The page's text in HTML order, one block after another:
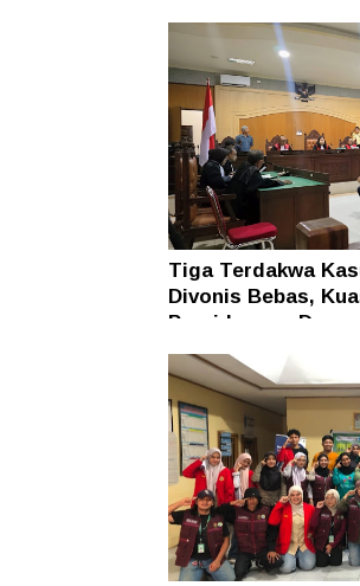
Tiga Terdakwa
Divonis Bebas,
Persidangan Dasar
Hukum